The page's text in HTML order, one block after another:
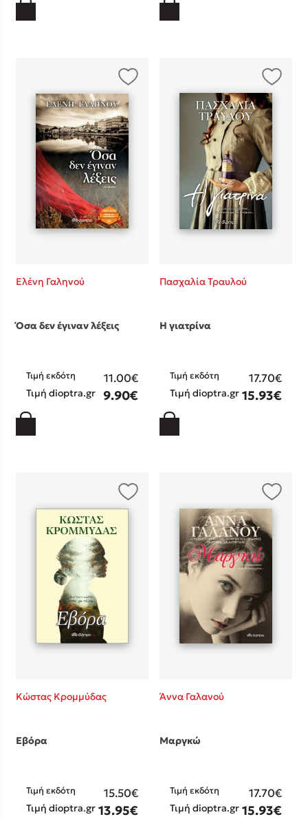
Ελένη Γαληνού
Όσα δεν έγιναν λέξεις
Τιμή εκδότη 11.00€
Τιμή dioptra.gr 9.90€
Πασχαλία Τραυλού
Η γιατρίνα
Τιμή εκδότη 17.70€
Τιμή dioptra.gr 15.93€
Κώστας Κρομμύδας
Εβόρα
Τιμή εκδότη 15.50€
Τιμή dioptra.gr 13.95€
Άννα Γαλανού
Μαργκώ
Τιμή εκδότη 17.70€
Τιμή dioptra.gr 15.93€